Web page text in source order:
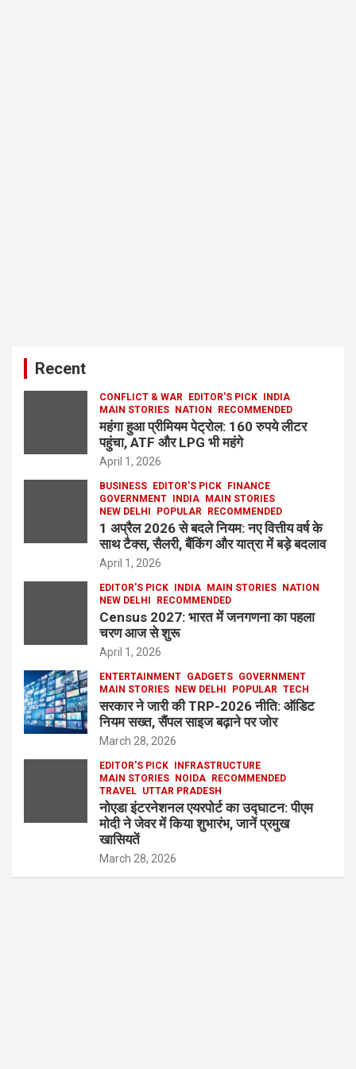
Recent
CONFLICT & WAR EDITOR'S PICK
INDIA
MAIN STORIES
NATION RECOMMENDED
महंगा हुआ प्रीमियम पेट्रोल: 160 रुपये लीटर
पहुंचा, ATF और LPG भी महंगे
April 1, 2026
BUSINESS EDITOR'S PICK
FINANCE
GOVERNMENT
INDIA
MAIN STORIES
NEW DELHI
POPULAR RECOMMENDED
1 अप्रैल 2026 से बदले नियम: नए वित्तीय वर्ष के
साथ टैक्स, सैलरी, बैंकिंग और यात्रा में बड़े बदलाव
April 1, 2026
EDITOR'S PICK INDIA MAIN STORIES
NATION
NEW DELHI
RECOMMENDED
Census 2027: भारत में जनगणना का पहला
चरण आज से शुरू
April 1, 2026
ENTERTAINMENT GADGETS GOVERNMENT
MAIN STORIES
NEW DELHI POPULAR TECH
सरकार ने जारी की TRP-2026 नीति: ऑडिट
नियम सख्त, सैंपल साइज बढ़ाने पर जोर
March 28, 2026
EDITOR'S PICK
INFRASTRUCTURE
MAIN STORIES
NOIDA
RECOMMENDED
TRAVEL UTTAR PRADESH
नोएडा इंटरनेशनल एयरपोर्ट का उद्घाटन: पीएम
मोदी ने जेवर में किया शुभारंभ, जानें प्रमुख
खासियतें
March 28, 2026